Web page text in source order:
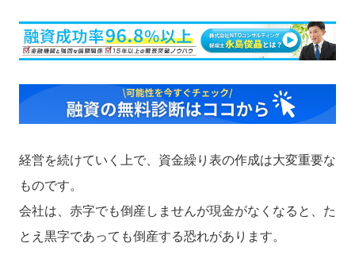
経営を続けていく上で、資金繰り表の作成は大変重要な
ものです。
会社は、赤字でも倒産しませんが現金がなくなると、た
とえ黒字であっても倒産する恐れがあります。